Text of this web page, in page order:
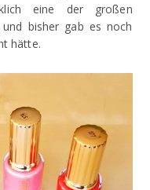
eine der großen
bisher gab es noch
hätte.